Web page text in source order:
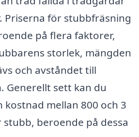
Priserna för stubbfräsning
på flera faktorer,
storlek, mängden
och avståndet till
Generellt sett kan du
mellan 800 och 3
beroende på dessa